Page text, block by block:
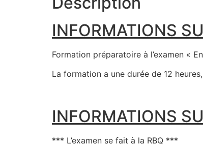
INFORMATIONS
Formation préparatoire à l’examen «
La formation a une durée de 12
INFORMATIONS
*** L’examen se fait à la RBQ ***